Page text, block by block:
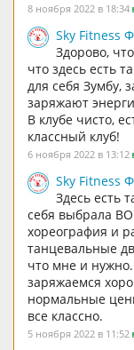
8 ноября 2022 в 18:34
Sky Fitness
Здорово,
что здесь есть
для себя Зумбу,
заряжают
В клубе чисто,
классный клуб!
6 ноября 2022 в 13:12
Sky Fitness
Здесь есть
себя выбрала
хореография и
танцевальные
что мне и
заряжаемся
нормальные
все классно.
5 ноября 2022 в 11:52